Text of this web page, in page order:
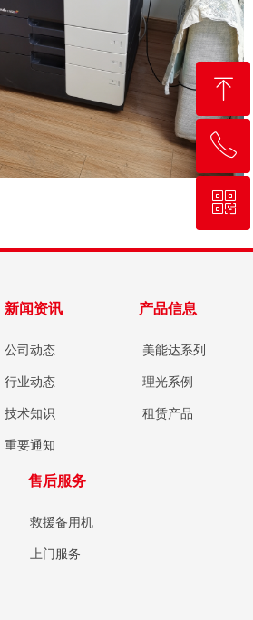
新闻资讯
公司动态
行业动态
技术知识
重要通知
产品信息
美能达系列
理光系例
租赁产品
售后服务
救援备用机
上门服务
ꁸ
回到顶部
ꂅ
13783537357
ꀥ